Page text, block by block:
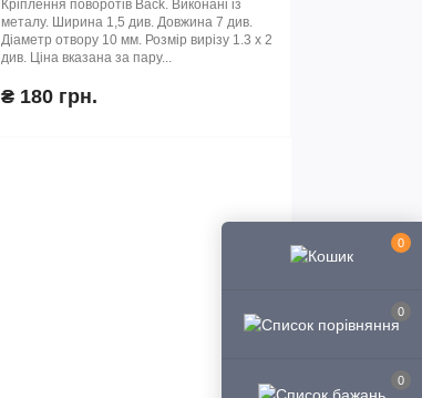
0
0
0
Кріплення поворотів Back. Виконані із
металу. Ширина 1,5 див. Довжина 7 див.
Діаметр отвору 10 мм. Розмір вирізу 1.3 х 2
див. Ціна вказана за пару...
₴ 180 грн.